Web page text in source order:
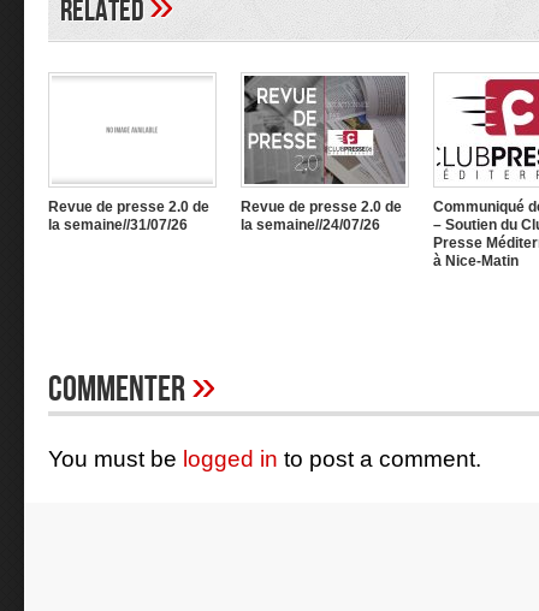
Related
Revue de presse 2.0 de
la semaine//31/07/26
Revue de presse 2.0 de
la semaine//24/07/26
Communiqué
– Soutien du
Presse
à Nice-Matin
Commenter»
You must be logged in to post a comment.